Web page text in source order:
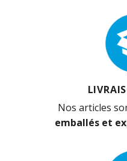
Nos articles
emballés et